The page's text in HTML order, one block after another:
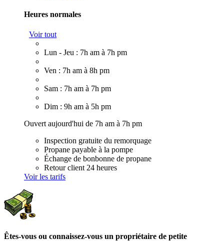
Heures normales
Voir tout
Lun - Jeu : 7h am à 7h pm
Ven : 7h am à 8h pm
Sam : 7h am à 7h pm
Dim : 9h am à 5h pm
Ouvert aujourd'hui de 7h am à 7h pm
Inspection gratuite du remorquage
Propane payable à la pompe
Échange de bonbonne de propane
Retour client 24 heures
Voir les tarifs
Êtes-vous ou connaissez-vous un propriétaire de petite